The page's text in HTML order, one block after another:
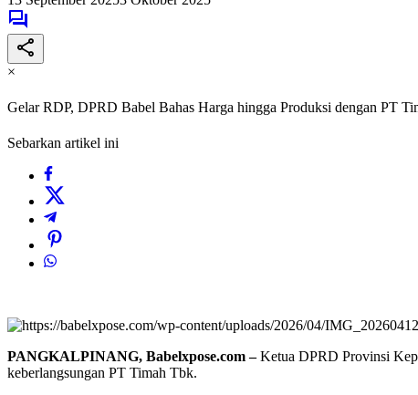
×
Gelar RDP, DPRD Babel Bahas Harga hingga Produksi dengan PT
Sebarkan artikel ini
PANGKALPINANG, Babelxpose.com –Ketua DPRD Provinsi
keberlangsungan PT Timah Tbk.